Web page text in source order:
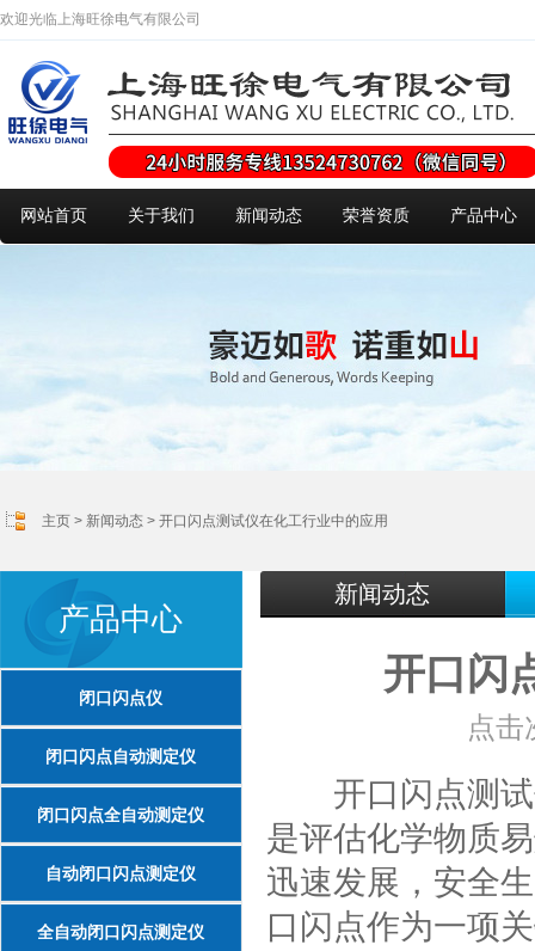
欢迎光临上海旺徐电气有限公司
网站首页 关于我们 新闻动态 荣誉资质 产品中心
主页 > 新闻动态 > 开口闪点测试仪在化工行业中的应用
产品中心
闭口闪点仪
闭口闪点自动测定仪
闭口闪点全自动测定仪
自动闭口闪点测定仪
全自动闭口闪点测定仪
新闻动态
开口闪
点击
开口闪点测试
是评估化学物质
迅速发展，安全
口闪点作为一项